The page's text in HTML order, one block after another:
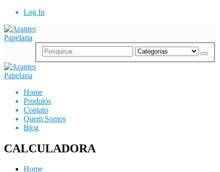
Log In
Home
Produtos
Contato
Quem Somos
Blog
CALCULADORA
Home